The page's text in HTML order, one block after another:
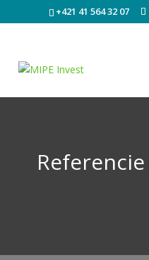
+421 41 564 32 07
Referencie